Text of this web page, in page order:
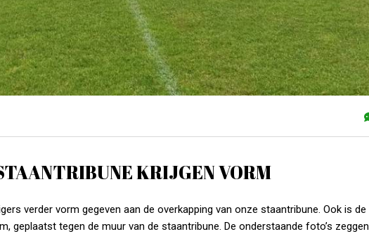
KRIJGEN VORM
verder vorm gegeven aan de overkapping van onze staantribune. Ook is de
geplaatst tegen de muur van de staantribune. De onderstaande foto’s zeggen